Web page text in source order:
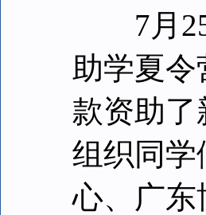
7月25
助学夏令
款资助了
组织同学
心、广东